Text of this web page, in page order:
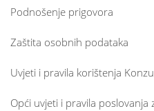
Podnošenje prigovora
Zaštita osobnih podataka
Uvjeti i pravila korištenja
Opći uvjeti i pravila